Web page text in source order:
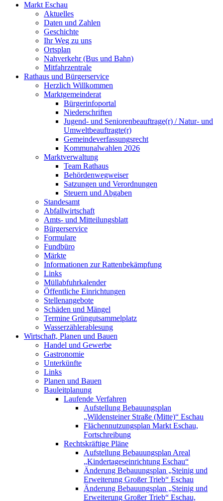
Markt Eschau
Aktuelles
Daten und Zahlen
Geschichte
Ihr Weg zu uns
Ortsplan
Nahverkehr (Bus und Bahn)
Mitfahrzentrale
Rathaus und Bürgerservice
Herzlich Willkommen
Marktgemeinderat
Bürgerinfoportal
Niederschriften
Jugend- und Seniorenbeauftrage(r) / Natur- und
Umweltbeauftragte(r)
Gemeindeverfassungsrecht
Kommunalwahlen 2026
Marktverwaltung
Team Rathaus
Behördenwegweiser
Satzungen und Verordnungen
Steuern und Abgaben
Standesamt
Abfallwirtschaft
Amts- und Mitteilungsblatt
Bürgerservice
Formulare
Fundbüro
Märkte
Informationen zur Rattenbekämpfung
Links
Müllabfuhrkalender
Öffentliche Einrichtungen
Stellenangebote
Schäden und Mängel
Termine Grüngutsammelplatz
Wasserzählerablesung
Wirtschaft, Planen und Bauen
Handel und Gewerbe
Gastronomie
Unterkünfte
Links
Planen und Bauen
Bauleitplanung
Laufende Verfahren
Aufstellung Bebauungsplan
„Wildensteiner Straße (Mitte)“ Eschau
Flächennutzungsplan Markt Eschau,
Fortschreibung
Rechtskräftige Pläne
Aufstellung Bebauungsplan Areal
„Kindertageseinrichtung Eschau“
Änderung Bebauungsplan „Steinig und
Erweiterung Großer Trieb“ Eschau
Änderung Bebauungsplan „Steinig und
Erweiterung Großer Trieb“ Eschau,